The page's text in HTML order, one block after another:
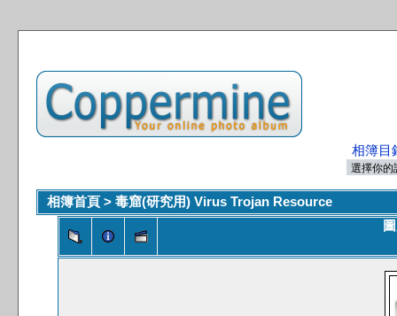
相簿目
相簿首頁 > 毒窟(研究用) Virus Trojan Resource